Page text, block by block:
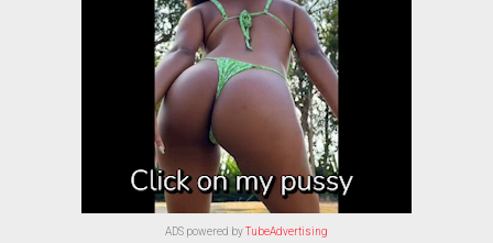
ADS powered byTubeAdvertising